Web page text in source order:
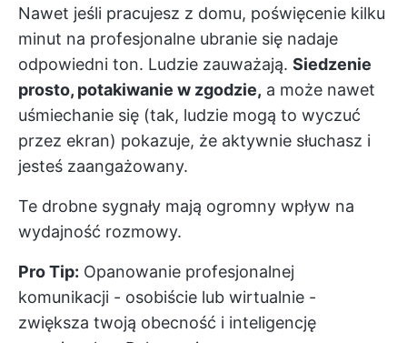
Nawet jeśli pracujesz z domu, poświęcenie kilku
minut na profesjonalne ubranie się nadaje
odpowiedni ton. Ludzie zauważają. Siedzenie
prosto, potakiwanie w zgodzie, a może nawet
uśmiechanie się (tak, ludzie mogą to wyczuć
przez ekran) pokazuje, że aktywnie słuchasz i
jesteś zaangażowany.
Te drobne sygnały mają ogromny wpływ na
wydajność rozmowy.
Pro Tip: Opanowanie profesjonalnej
komunikacji - osobiście lub wirtualnie -
zwiększa twoją obecność i inteligencję